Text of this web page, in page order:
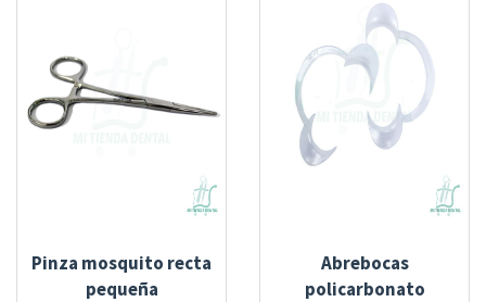
Pinza mosquito recta
pequeña
Abrebocas
policarbonato